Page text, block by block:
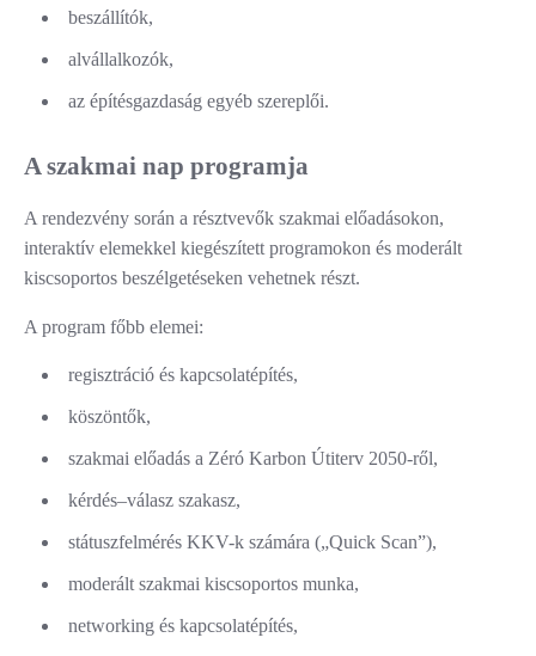
beszállítók,
alvállalkozók,
az építésgazdaság egyéb szereplői.
A szakmai nap programja
A rendezvény során a résztvevők szakmai előadásokon,
interaktív elemekkel kiegészített programokon és moderált
kiscsoportos beszélgetéseken vehetnek részt.
A program főbb elemei:
regisztráció és kapcsolatépítés,
köszöntők,
szakmai előadás a Zéró Karbon Útiterv 2050-ről,
kérdés–válasz szakasz,
státuszfelmérés KKV-k számára („Quick Scan”),
moderált szakmai kiscsoportos munka,
networking és kapcsolatépítés,